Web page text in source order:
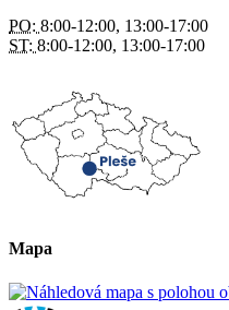
PO: 8:00-12:00, 13:00-17:00
ST: 8:00-12:00, 13:00-17:00
Mapa